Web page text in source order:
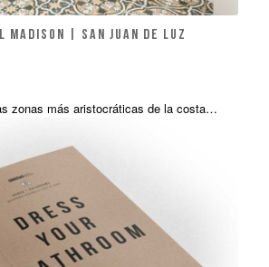
Madison | San Juan de Luz
zonas más aristocráticas de la costa…